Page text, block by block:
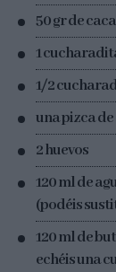
50 gr de
1
1/2
una pizca
2 huevos
120 ml de
(podéis
120 ml de
echéis una